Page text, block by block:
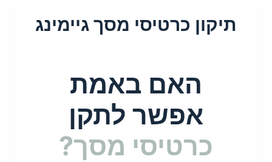
תיקון כרטיסי מסך גיימינג
האם באמת
אפשר לתקן
כרטיסי מסך?